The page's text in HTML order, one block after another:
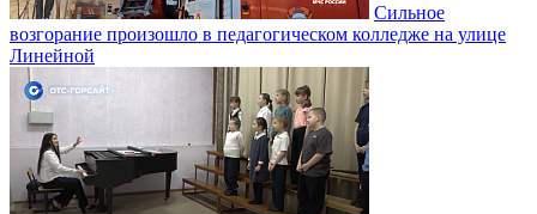
Сильное
возгорание произошло в педагогическом колледже на улице
Линейной